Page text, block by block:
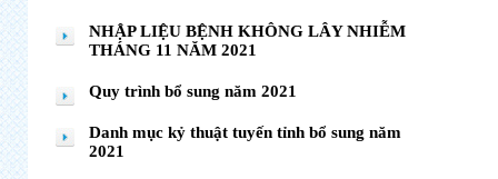
NHẬP LIỆU BỆNH KHÔNG LÂY NHIỄM
THÁNG 11 NĂM 2021
Quy trình bổ sung năm 2021
Danh mục kỷ thuật tuyến tỉnh bổ sung năm
2021